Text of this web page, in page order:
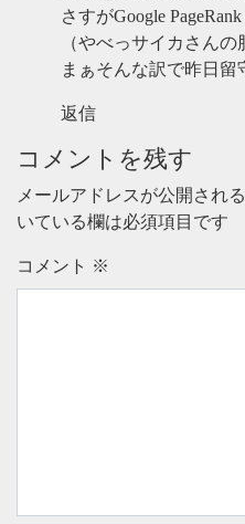
さすがGoogle
（やべっサイカさんの
まぁそんな訳で昨日
返信
コメントを残す
メールアドレスが公開され
いている欄は必須項目です
コメント ※